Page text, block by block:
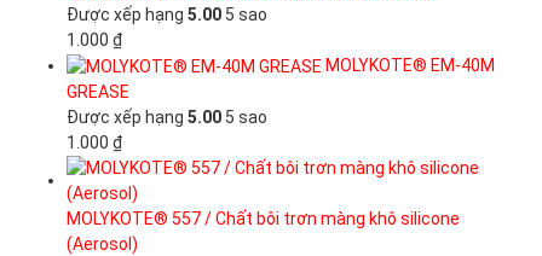
Được xếp hạng 5.00 5 sao
1.000 ₫
MOLYKOTE® EM-40M
GREASE
Được xếp hạng 5.00 5 sao
1.000 ₫
MOLYKOTE® 557 / Chất bôi trơn màng khô silicone
(Aerosol)